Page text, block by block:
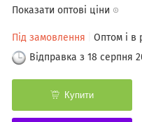
Показати оптові ціни
Під замовлення Оптом і в
Відправка з 18 серпня
Купити